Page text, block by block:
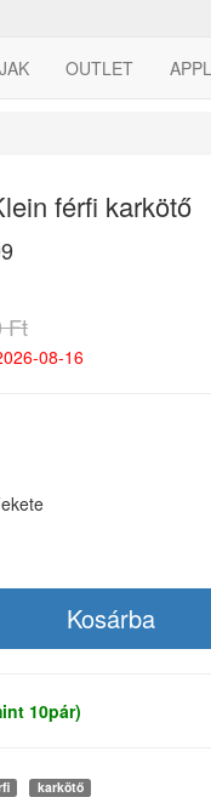
OUTLET
férfi karkötő
Ft
08-16
10pár)
karkötő